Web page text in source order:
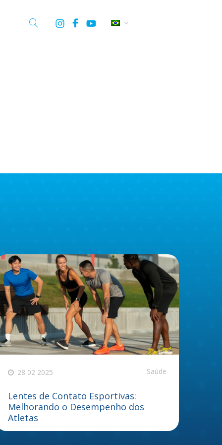
28 02 2025 Saúde
Lentes de Contato Esportivas:
Melhorando o Desempenho dos
Atletas